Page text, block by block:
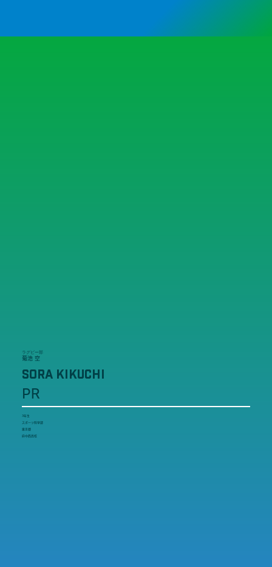
ラグビー部
菊池 空
SORA KIKUCHI
PR
3年生
スポーツ科学部
東京都
府中西高校